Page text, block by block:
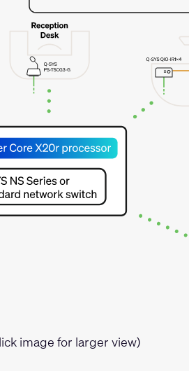
image for larger view)